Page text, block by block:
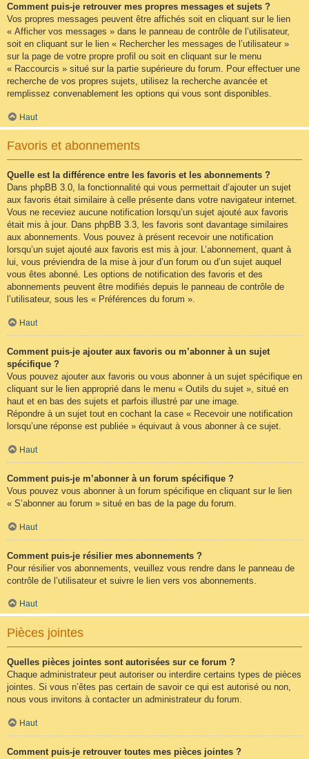
Comment puis-je retrouver mes propres messages et sujets ?
Vos propres messages peuvent être affichés soit en cliquant sur le lien
« Afficher vos messages » dans le panneau de contrôle de l’utilisateur,
soit en cliquant sur le lien « Rechercher les messages de l’utilisateur »
sur la page de votre propre profil ou soit en cliquant sur le menu
« Raccourcis » situé sur la partie supérieure du forum. Pour effectuer une
recherche de vos propres sujets, utilisez la recherche avancée et
remplissez convenablement les options qui vous sont disponibles.
Haut
Favoris et abonnements
Quelle est la différence entre les favoris et les abonnements ?
Dans phpBB 3.0, la fonctionnalité qui vous permettait d’ajouter un sujet
aux favoris était similaire à celle présente dans votre navigateur internet.
Vous ne receviez aucune notification lorsqu’un sujet ajouté aux favoris
était mis à jour. Dans phpBB 3.3, les favoris sont davantage similaires
aux abonnements. Vous pouvez à présent recevoir une notification
lorsqu’un sujet ajouté aux favoris est mis à jour. L’abonnement, quant à
lui, vous préviendra de la mise à jour d’un forum ou d’un sujet auquel
vous êtes abonné. Les options de notification des favoris et des
abonnements peuvent être modifiés depuis le panneau de contrôle de
l’utilisateur, sous les « Préférences du forum ».
Haut
Comment puis-je ajouter aux favoris ou m’abonner à un sujet
spécifique ?
Vous pouvez ajouter aux favoris ou vous abonner à un sujet spécifique en
cliquant sur le lien approprié dans le menu « Outils du sujet », situé en
haut et en bas des sujets et parfois illustré par une image.
Répondre à un sujet tout en cochant la case « Recevoir une notification
lorsqu’une réponse est publiée » équivaut à vous abonner à ce sujet.
Haut
Comment puis-je m’abonner à un forum spécifique ?
Vous pouvez vous abonner à un forum spécifique en cliquant sur le lien
« S’abonner au forum » situé en bas de la page du forum.
Haut
Comment puis-je résilier mes abonnements ?
Pour résilier vos abonnements, veuillez vous rendre dans le panneau de
contrôle de l’utilisateur et suivre le lien vers vos abonnements.
Haut
Pièces jointes
Quelles pièces jointes sont autorisées sur ce forum ?
Chaque administrateur peut autoriser ou interdire certains types de pièces
jointes. Si vous n’êtes pas certain de savoir ce qui est autorisé ou non,
nous vous invitons à contacter un administrateur du forum.
Haut
Comment puis-je retrouver toutes mes pièces jointes ?